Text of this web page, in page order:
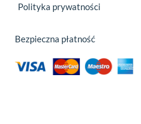
Polityka prywatności
Bezpieczna płatność